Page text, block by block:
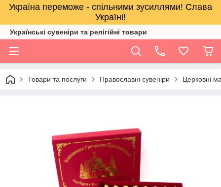
Україна переможе - спільними зусиллями! Слава
Україні!
Українські сувеніри та релігійнi товари
Товари та послуги Православні сувеніри Церковні